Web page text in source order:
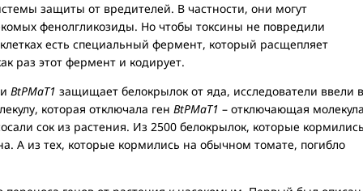
защиты от вредителей. В частности, они могут
фенолгликозиды. Но чтобы токсины не повредили
есть специальный фермент, который расщепляет
раз этот фермент и кодирует.
BtPMaT1 защищает белокрылок от яда, исследователи ввели в
которая отключала ген BtPMaT1 – отключающая молекула
сок из растения. Из 2500 белокрылок, которые кормились
А из тех, которые кормились на обычном томате, погибло